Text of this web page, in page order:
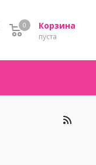
Корзина
0
пуста
0